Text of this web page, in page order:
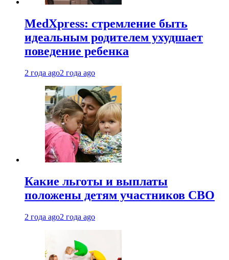
MedXpress: стремление быть
идеальным родителем ухудшает
поведение ребенка
2 года ago2 года ago
Какие льготы и выплаты
положены детям участников СВО
2 года ago2 года ago